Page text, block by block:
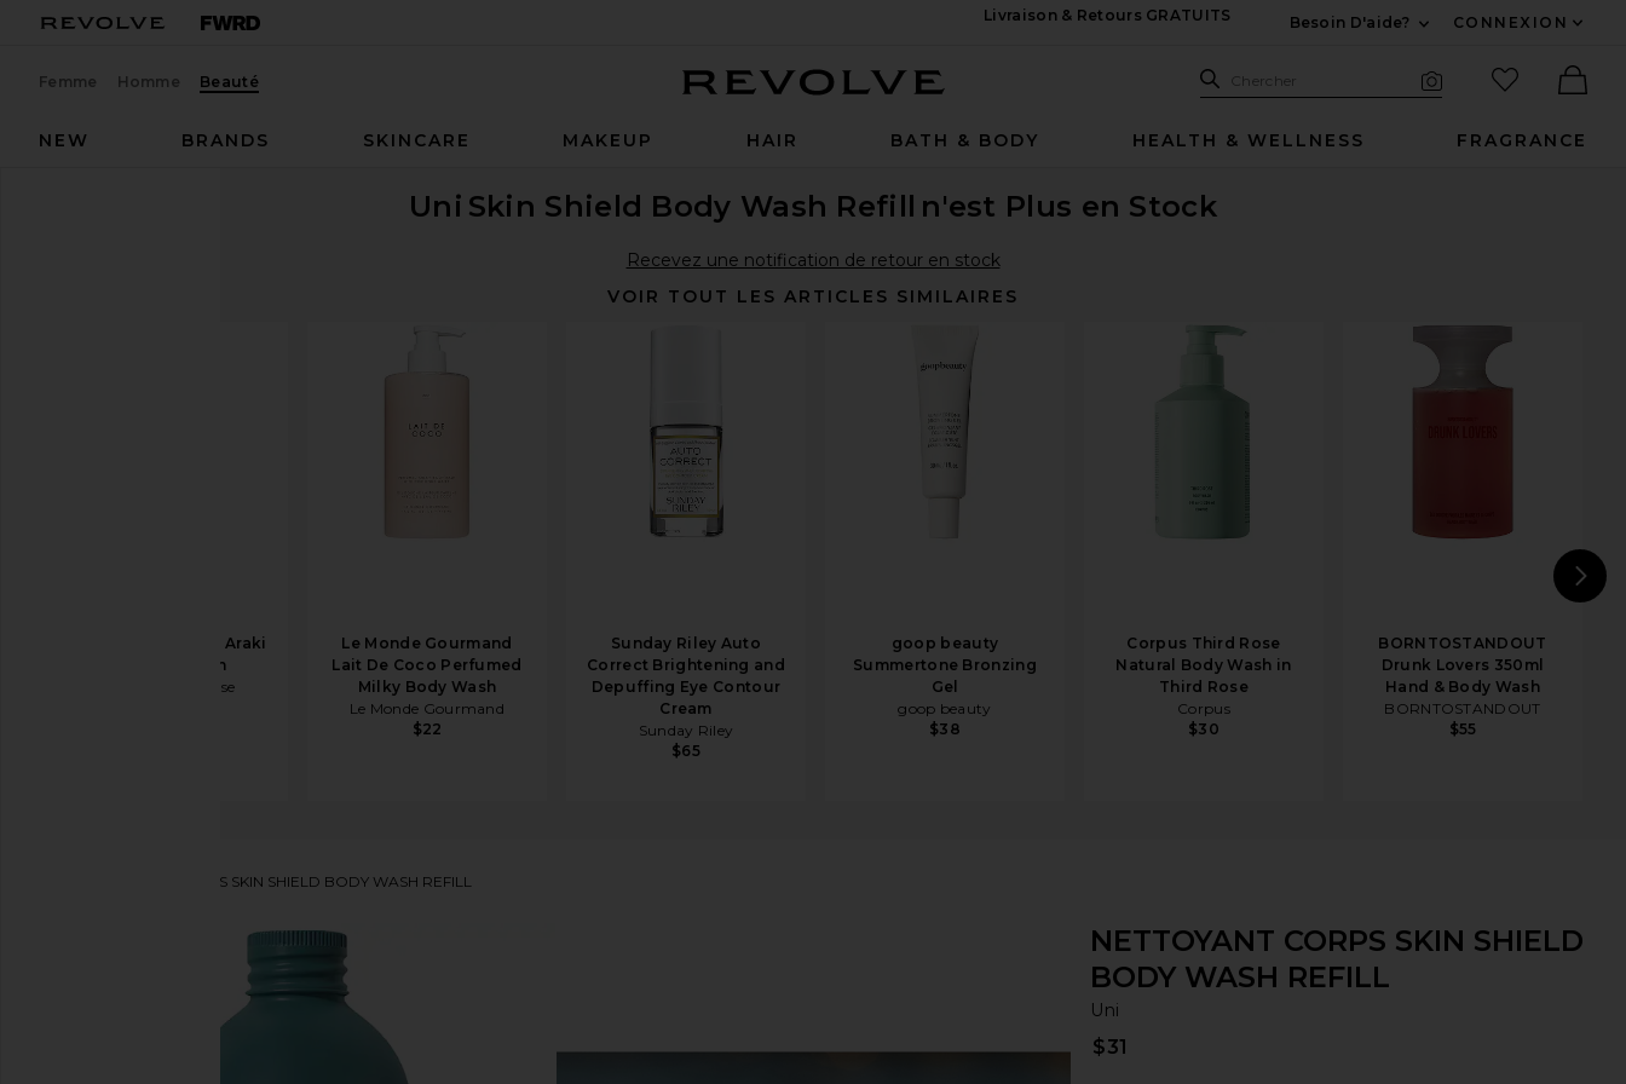
Livraison & Retours GRATUITS
Besoin D'aide?
CONNEXION
Femme Homme Beauté Recherche
Chercher
Articles
NEW
BRANDS SKINCARE MAKEUP HAIR BATH & BODY HEALTH & WELLNESS FRAGRANCE
Uni Skin Shield Body Wash Refill n'est Plus en Stock
Recevez une notification de retour en stock
VOIR TOUT LES ARTICLES SIMILAIRES
Laurel Bath House Araki
40 Body Wash
Laurel Bath House
Le Monde Gourmand
Lait De Coco Perfumed
Milky Body Wash
Le Monde Gourmand
$22
Sunday Riley Auto
Correct Brightening and
Depuffing Eye Contour
Cream
Sunday Riley
$65
goop beauty
Summertone Bronzing
Gel
goop beauty
$38
Corpus Third Rose
Natural Body Wash in
Third Rose
Corpus
$30
BORNTOSTANDOUT
Drunk Lovers 350ml
Hand & Body Wash
BORNTOSTANDOUT
$55
NETTOYANT CORPS SKIN SHIELD BODY WASH REFILL
ajouter aux préférésUni Skin Shield Body Wash Refill
NETTOYANT CORPS SKIN SHIELD
BODY WASH REFILL
Uni
$31